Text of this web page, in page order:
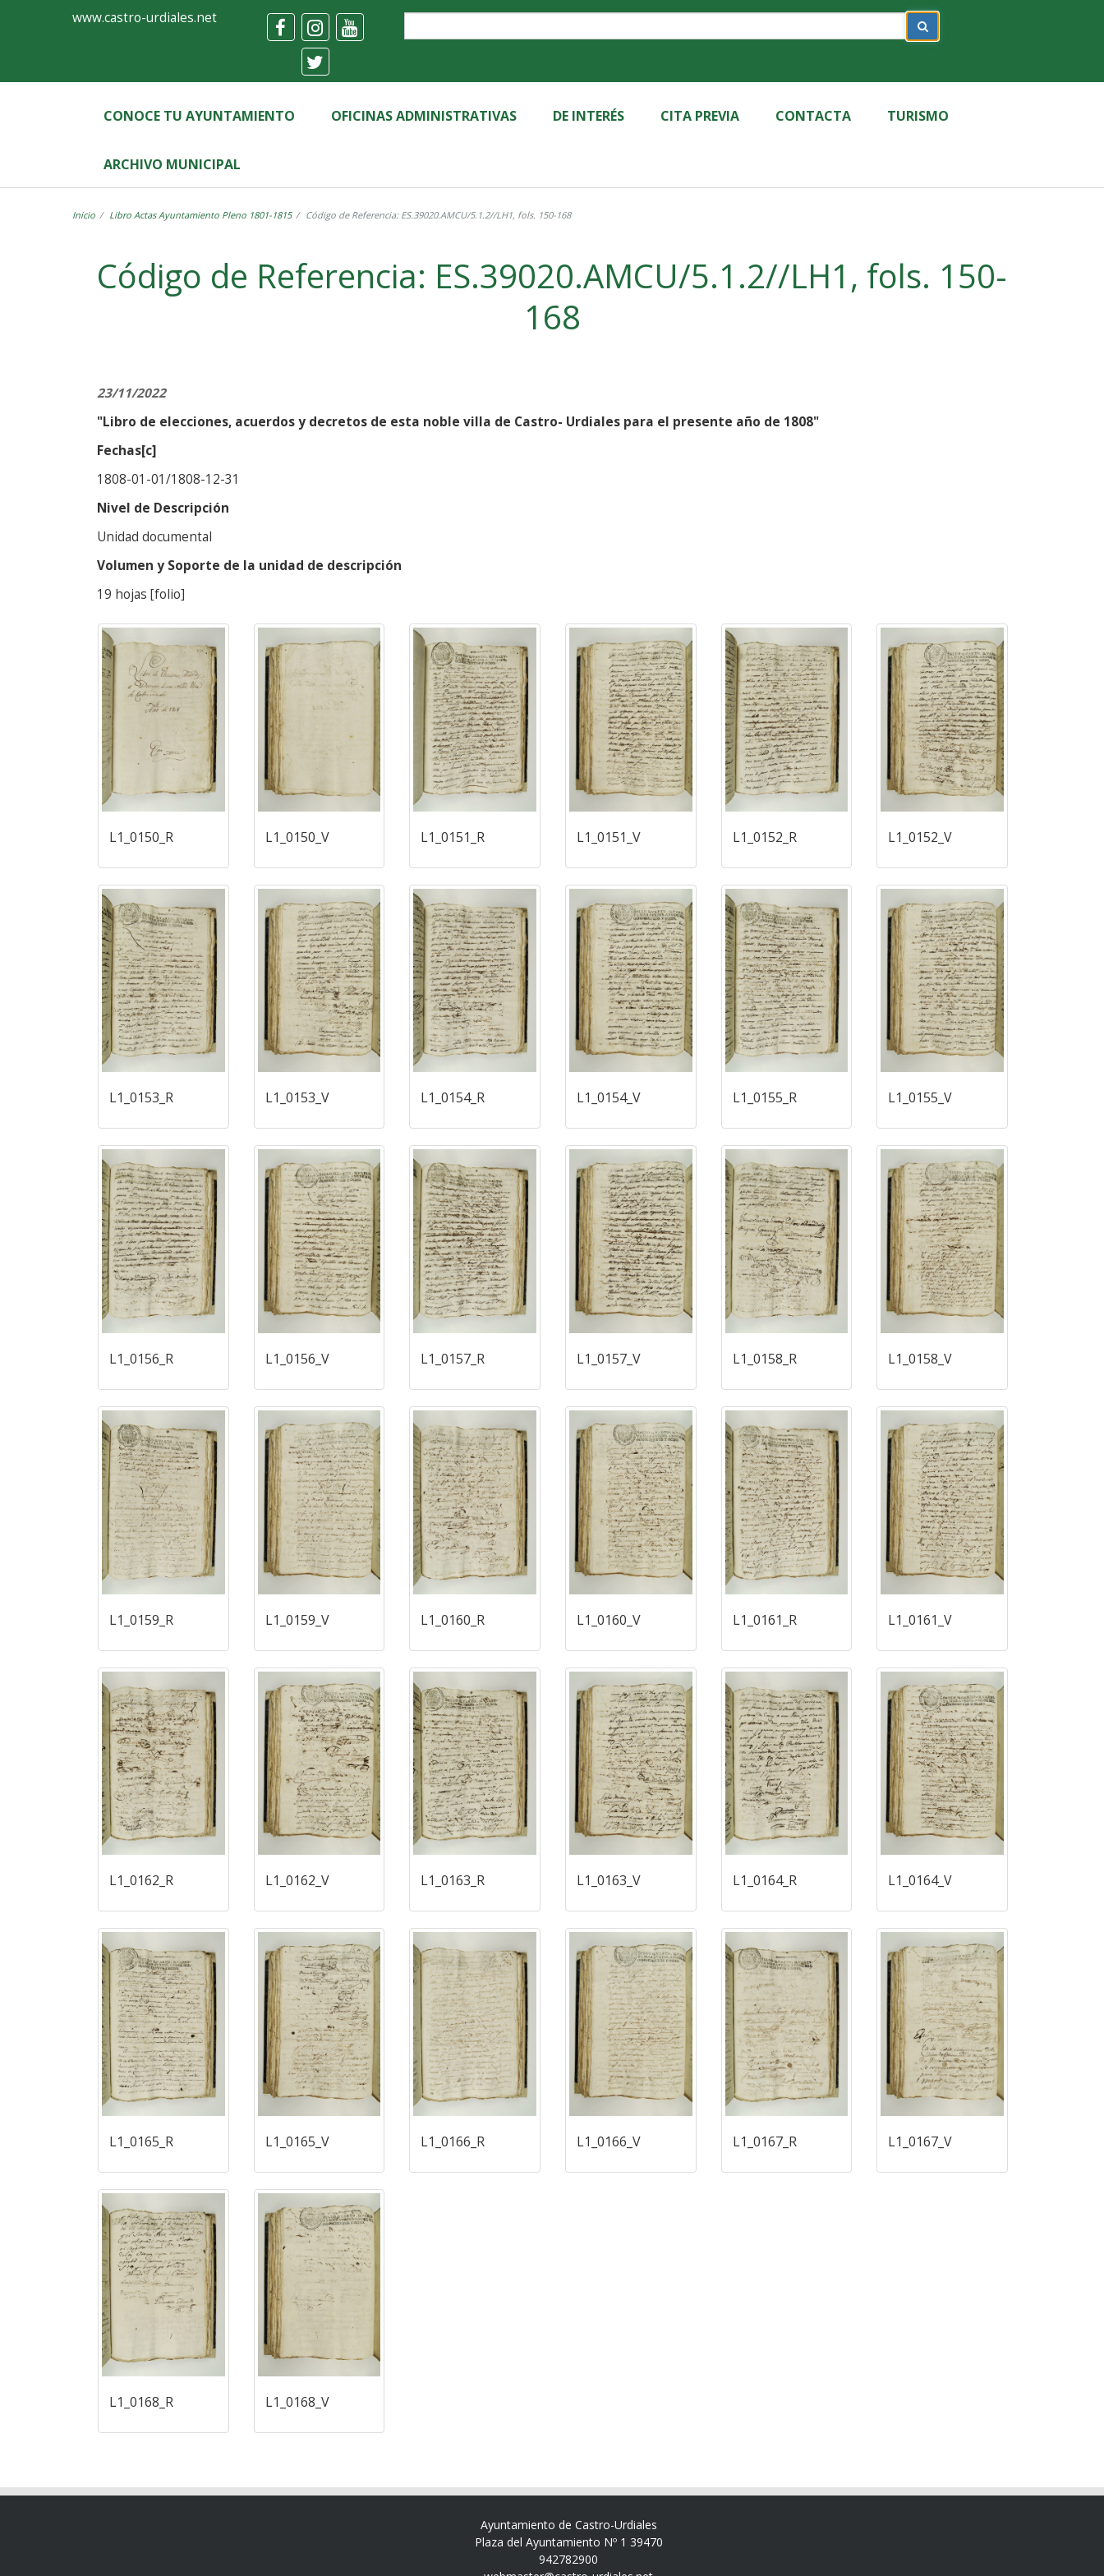
FormularioAyuntamiento
Castro-
Urdiales
www.castro-urdiales.net
CONOCE TU AYUNTAMIENTO OFICINAS ADMINISTRATIVAS DE INTERÉS CITA PREVIA CONTACTA TURISMO
ARCHIVO MUNICIPAL
Inicio Libro Actas Ayuntamiento Pleno 1801-1815 Código de Referencia: ES.39020.AMCU/5.1.2//LH1, fols. 150-168
Código de Referencia: ES.39020.AMCU/5.1.2//LH1, fols. 150-
168
23/11/2022
"Libro de elecciones, acuerdos y decretos de esta noble villa de Castro- Urdiales para el presente año de 1808"
Fechas[c]
1808-01-01/1808-12-31
Nivel de Descripción
Unidad documental
Volumen y Soporte de la unidad de descripción
19 hojas [folio]
L1_0150_R L1_0150_V L1_0151_R L1_0151_V L1_0152_R L1_0152_V
L1_0153_R L1_0153_V L1_0154_R L1_0154_V L1_0155_R L1_0155_V
L1_0156_R L1_0156_V L1_0157_R L1_0157_V L1_0158_R L1_0158_V
L1_0159_R L1_0159_V L1_0160_R L1_0160_V L1_0161_R L1_0161_V
L1_0162_R L1_0162_V L1_0163_R L1_0163_V L1_0164_R L1_0164_V
L1_0165_R L1_0165_V L1_0166_R L1_0166_V L1_0167_R L1_0167_V
L1_0168_R L1_0168_V
Ayuntamiento de Castro-Urdiales
Plaza del Ayuntamiento Nº 1 39470
942782900